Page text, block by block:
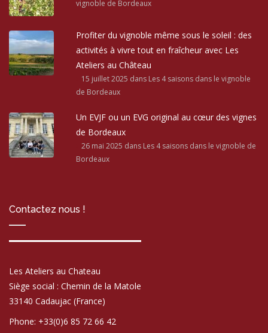
vignoble de Bordeaux
Profiter du vignoble même sous le soleil : des
activités à vivre tout en fraîcheur avec Les
Ateliers au Château
15 juillet 2025 dans Les 4 saisons dans le vignoble
de Bordeaux
Un EVJF ou un EVG original au cœur des vignes
de Bordeaux
26 mai 2025 dans Les 4 saisons dans le vignoble de
Bordeaux
Contactez nous !
Les Ateliers au Chateau
Siège social : Chemin de la Matole
33140 Cadaujac (France)
Phone: +33(0)6 85 72 66 42